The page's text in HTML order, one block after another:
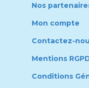
Nos
Mon compte
Contactez-
Mentions
Conditions